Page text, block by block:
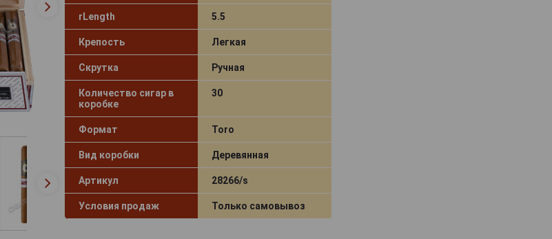
rLength 5.5
Крепость Легкая
Скрутка Ручная
Количество сигар в
коробке
30
Формат Toro
Вид коробки Деревянная
Артикул 28266/s
Условия продаж Только самовывоз